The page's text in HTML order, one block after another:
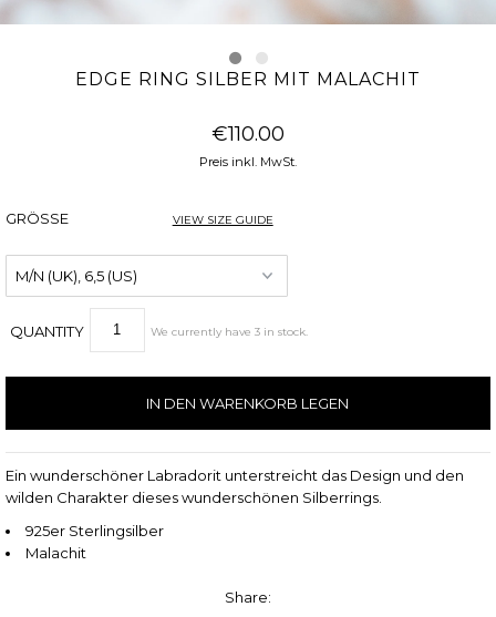
EDGE RING SILBER MIT MALACHIT
€110.00
Preis inkl. MwSt.
GRÖSSE VIEW SIZE GUIDE
QUANTITY We currently have 3 in stock.
Ein wunderschöner Labradorit unterstreicht das Design und den
wilden Charakter dieses wunderschönen Silberrings.
925er Sterlingsilber
Malachit
Share: